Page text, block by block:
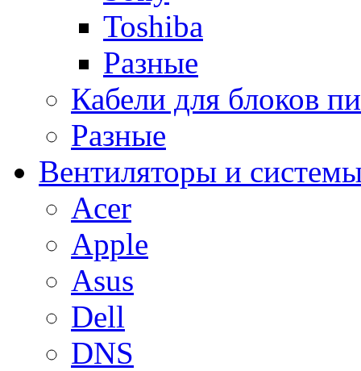
Toshiba
Разные
Кабели для блоков
Разные
Вентиляторы и
Acer
Apple
Asus
Dell
DNS